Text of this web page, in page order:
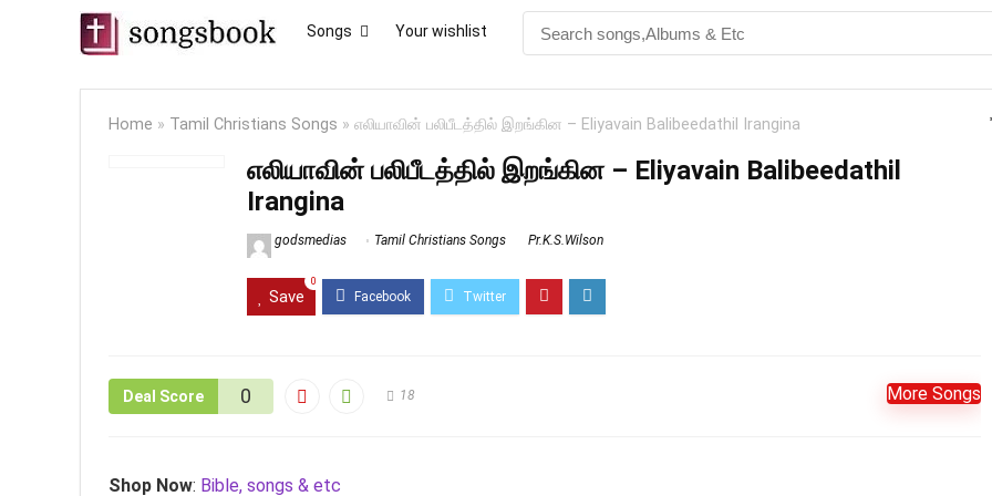
Songs Your wishlist
Home » Tamil Christians Songs » எலியாவின் பலிபீடத்தில் இறங்கின – Eliyavain Balibeedathil Irangina
எலியாவின் பலிபீடத்தில் இறங்கின – Eliyavain Balibeedathil
Irangina
godsmedias Tamil Christians Songs Pr.K.S.Wilson
Save
0
Deal Score 0 18 More Songs
Shop Now: Bible, songs & etc